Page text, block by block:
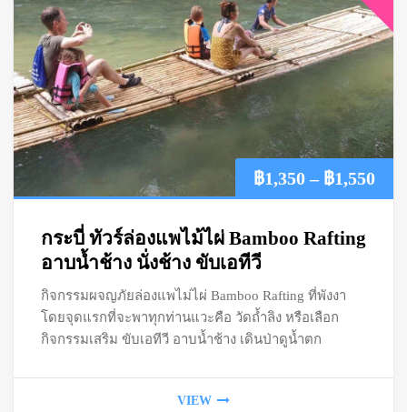
฿1,350 – ฿1,550
กระบี่ ทัวร์ล่องแพไม้ไผ่ Bamboo Rafting
อาบน้ำช้าง นั่งช้าง ขับเอทีวี
กิจกรรมผจญภัยล่องแพไม่ไผ่ Bamboo Rafting ที่พังงา
โดยจุดแรกที่จะพาทุกท่านแวะคือ วัดถ้ำลิง หรือเลือก
กิจกรรมเสริม ขับเอทีวี อาบน้ำช้าง เดินป่าดูน้ำตก
VIEW